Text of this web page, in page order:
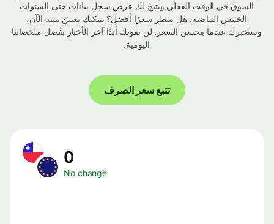
السوق في الوقت الفعلي ويتيح لك عرض سجل بيانات حتى السنوات
الخمس الماضية. هل تنتظر سعرًا أفضل؟ يمكنك تعيين تنبيه الآن،
وسنخبرك عندما يتحسن السعر. لن تفوتك أبدًا آخر الأخبار بفضل ملخصاتنا
اليومية.
تتبع سعر الصرف
No change